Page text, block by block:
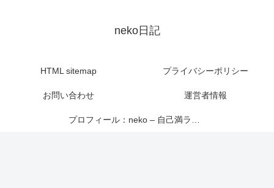
neko日記
HTML sitemap プライバシーポリシー
お問い合わせ 運営者情報
プロフィール：neko – 自己満ライター